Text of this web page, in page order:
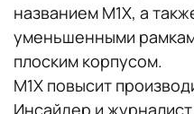
названием M1X, а
уменьшенными
плоским корпусом.
M1X повысит
Инсайдер и